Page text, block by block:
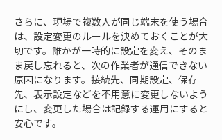
さらに、現場で複数人が同じ端末を使う場合
は、設定変更のルールを決めておくことが大
切です。誰かが一時的に設定を変え、そのま
ま戻し忘れると、次の作業者が通信できない
原因になります。接続先、同期設定、保存
先、表示設定などを不用意に変更しないよう
にし、変更した場合は記録する運用にすると
安心です。